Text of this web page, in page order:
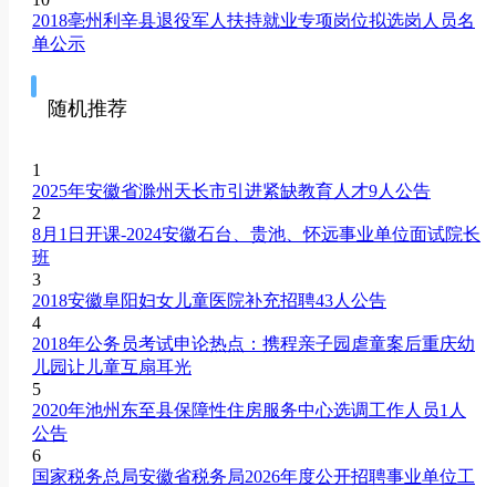
2018亳州利辛县退役军人扶持就业专项岗位拟选岗人员名
单公示
随机推荐
1
2025年安徽省滁州天长市引进紧缺教育人才9人公告
2
8月1日开课-2024安徽石台、贵池、怀远事业单位面试院长
班
3
2018安徽阜阳妇女儿童医院补充招聘43人公告
4
2018年公务员考试申论热点：携程亲子园虐童案后重庆幼
儿园让儿童互扇耳光
5
2020年池州东至县保障性住房服务中心选调工作人员1人
公告
6
国家税务总局安徽省税务局2026年度公开招聘事业单位工